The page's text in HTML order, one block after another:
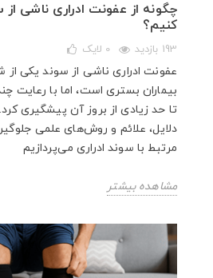
چگونه از عفونت ادراری ناشی
کنیم؟
193 بازدید 0 لایک
عفونت ادراری ناشی از سوند یکی
بیماران بستری است، اما با رعایت
تا حد زیادی از بروز آن پیشگیری
دلایل، علائم و روش‌های علمی
مرتبط با سوند ادراری می‌پردازیم
مشاهده بیشتر